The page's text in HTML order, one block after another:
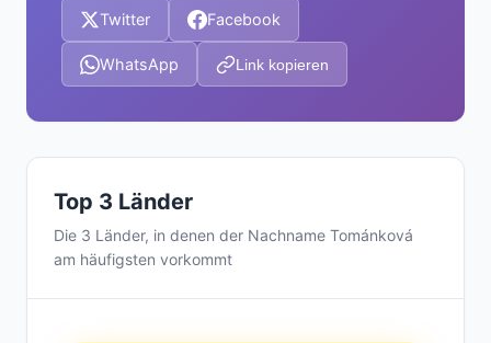
Twitter Facebook
WhatsApp Link kopieren
Top 3 Länder
Die 3 Länder, in denen der Nachname Tománková
am häufigsten vorkommt